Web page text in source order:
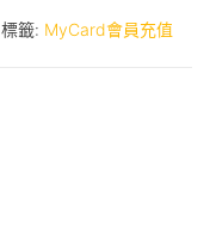
標籤: MyCard會員充值